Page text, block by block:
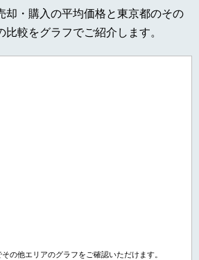
却・購入の平均価格と東京都のその
較をグラフでご紹介します。
の他エリアのグラフをご確認いただけます。